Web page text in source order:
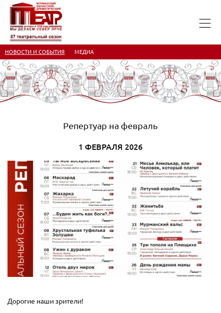
НОВОСТИ И СОБЫТИЯ МЕДИА
Репертуар на февраль
1 ФЕВРАЛЯ 2026
Дорогие наши зрители!